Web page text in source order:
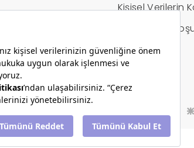
Kişisel Verilerin
İptal / İade
Hesap Bilgileri